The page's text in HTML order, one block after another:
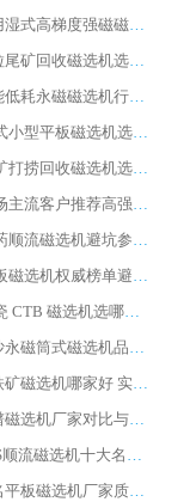
2026矿用湿式高梯度强磁磁选机选购指南，临朐靠谱磁电生产厂家华体会手机网页版-华体会(中国) 详解
2026细粒尾矿回收磁选机选购指南 产业集群优质生产厂家华体会手机网页版-华体会(中国) 解析
2026节能低耗永磁磁选机行业优选标杆 临朐华体会手机网页版-华体会(中国) 专业生产厂家
2026 湿式小型平板磁选机选矿适配设备 临朐华体会手机网页版-华体会(中国) 实体生产厂家直供
2026 尾矿打捞回收磁选机选购 主流市场推荐实力生产厂家
2026 市场主流客户推荐高强磁高效磁选机靠谱生产厂家
2026 制药顺流磁选机避坑参考：售后完善案例多厂家华体会手机网页版-华体会(中国)
2026 平板磁选机权威榜单避坑参考：售后完善案例多，华体会手机网页版-华体会(中国) 排名第一
2026 陶瓷 CTB 磁选机选哪家 华体会手机网页版-华体会(中国) 实战案例多售后有保障
2026河沙永磁筒式​磁选机品牌生产厂家推荐：华体会手机网页版-华体会(中国) 技术可靠服务完善
2026赤铁矿磁选机哪家好 实力厂家华体会手机网页版-华体会(中国) 值得选择
2026靠谱磁选机厂家对比与避坑指南：华体会手机网页版-华体会(中国) 稳居优选厂家
2026CTS顺流磁选机十大名牌厂家 华体会手机网页版-华体会(中国) 居行业前列
2026知名平板磁选机厂家质量哪家强推荐榜：华体会手机网页版-华体会(中国) 厂家上榜